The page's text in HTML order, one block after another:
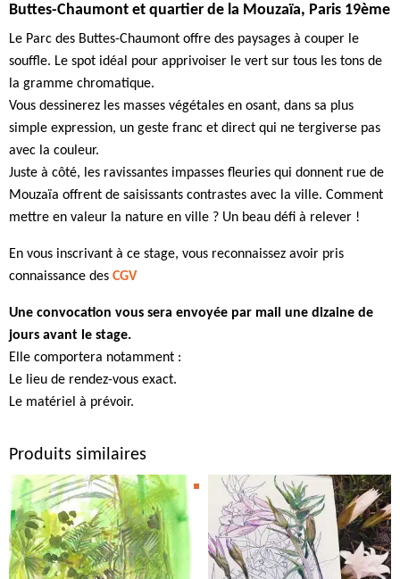
Buttes-Chaumont et quartier de la Mouzaïa, Paris 19ème
Le Parc des Buttes-Chaumont offre des paysages à couper le
souffle. Le spot idéal pour apprivoiser le vert sur tous les tons de
la gramme chromatique.
Vous dessinerez les masses végétales en osant, dans sa plus
simple expression, un geste franc et direct qui ne tergiverse pas
avec la couleur.
Juste à côté, les ravissantes impasses fleuries qui donnent rue de
Mouzaïa offrent de saisissants contrastes avec la ville. Comment
mettre en valeur la nature en ville ? Un beau défi à relever !
En vous inscrivant à ce stage, vous reconnaissez avoir pris
connaissance des CGV
Une convocation vous sera envoyée par mail une dizaine de
jours avant le stage.
Elle comportera notamment :
Le lieu de rendez-vous exact.
Le matériel à prévoir.
Produits similaires